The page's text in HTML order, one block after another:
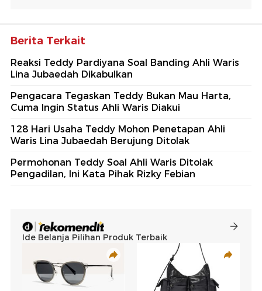
Berita Terkait
Reaksi Teddy Pardiyana Soal Banding Ahli Waris
Lina Jubaedah Dikabulkan
Pengacara Tegaskan Teddy Bukan Mau Harta,
Cuma Ingin Status Ahli Waris Diakui
128 Hari Usaha Teddy Mohon Penetapan Ahli
Waris Lina Jubaedah Berujung Ditolak
Permohonan Teddy Soal Ahli Waris Ditolak
Pengadilan, Ini Kata Pihak Rizky Febian